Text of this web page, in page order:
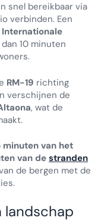
snel bereikbaar via
verbinden. Een
Internationale
10 minuten
RM-19 richting
verschijnen de
, wat de
minuten van het
van destranden
de bergen met de
landschap